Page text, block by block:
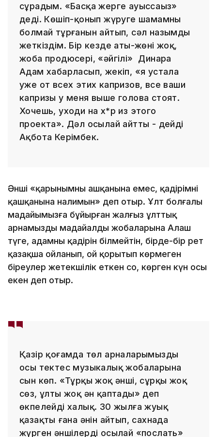
сұрадым. «Басқа жерге ауыссаңыз»
деді. Көшіп-қонып жүруге шамамның
болмай тұрғанын айтып, сәл назымды
жеткіздім. Бір кезде аты-жөні жоқ,
жоба продюсері, «әйгілі» Динара
Адам хабарласып, жекіп, «я устала
уже от всех этих капризов, все ваши
капризы у меня выше голова стоят.
Хочешь, уходи на х*р из этого
проекта». Дәл осылай айтты - дейді
Ақбота Керімбек.
Әнші «қарынымның ашқанына емес, қадірімнің
қашқанына налимын» деп отыр. Ұлт болғалы
маңдайымызға бұйырған жалғыз ұлттық
арнамыздың маңдайалды жобаларына Алаш
түге, адамның қадірін білмейтін, бірде-бір рет
қазақша ойланып, ой қорытып көрмеген
біреулер жетекшілік еткен соң, көрген күн осы
екен деп отыр.
Қазір қоғамда төл арналарымыздың
осы тектес музыкалық жобаларына
сын көп. «Тұрқы жоқ әнші, сұрқы жоқ
сөз, ұлты жоқ ән қаптады» деп
өкпелейді халық. 30 жылға жуық
қазақтың ғана әнін айтып, сахнада
жүрген әншілерді осылай «послать»